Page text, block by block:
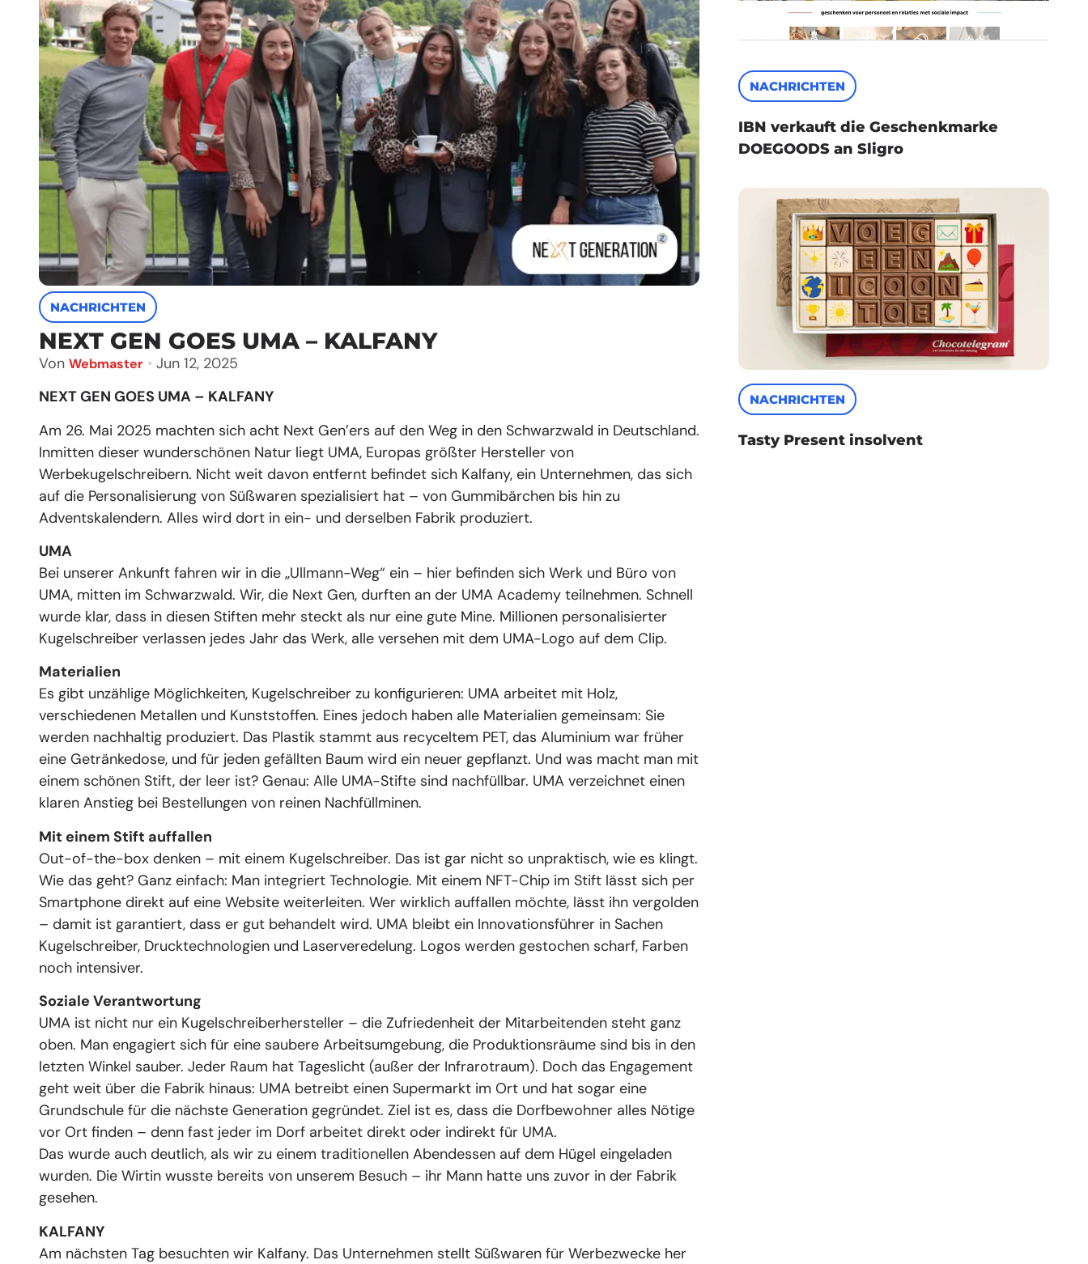
NACHRICHTEN
NEXT GEN GOES UMA – KALFANY
Von Webmaster • Jun 12, 2025
NEXT GEN GOES UMA – KALFANY
Am 26. Mai 2025 machten sich acht Next Gen’ers auf den Weg in den Schwarzwald in Deutschland.
Inmitten dieser wunderschönen Natur liegt UMA, Europas größter Hersteller von
Werbekugelschreibern. Nicht weit davon entfernt befindet sich Kalfany, ein Unternehmen, das sich
auf die Personalisierung von Süßwaren spezialisiert hat – von Gummibärchen bis hin zu
Adventskalendern. Alles wird dort in ein- und derselben Fabrik produziert.
UMA
Bei unserer Ankunft fahren wir in die „Ullmann-Weg“ ein – hier befinden sich Werk und Büro von
UMA, mitten im Schwarzwald. Wir, die Next Gen, durften an der UMA Academy teilnehmen. Schnell
wurde klar, dass in diesen Stiften mehr steckt als nur eine gute Mine. Millionen personalisierter
Kugelschreiber verlassen jedes Jahr das Werk, alle versehen mit dem UMA-Logo auf dem Clip.
Materialien
Es gibt unzählige Möglichkeiten, Kugelschreiber zu konfigurieren: UMA arbeitet mit Holz,
verschiedenen Metallen und Kunststoffen. Eines jedoch haben alle Materialien gemeinsam: Sie
werden nachhaltig produziert. Das Plastik stammt aus recyceltem PET, das Aluminium war früher
eine Getränkedose, und für jeden gefällten Baum wird ein neuer gepflanzt. Und was macht man mit
einem schönen Stift, der leer ist? Genau: Alle UMA-Stifte sind nachfüllbar. UMA verzeichnet einen
klaren Anstieg bei Bestellungen von reinen Nachfüllminen.
Mit einem Stift auffallen
Out-of-the-box denken – mit einem Kugelschreiber. Das ist gar nicht so unpraktisch, wie es klingt.
Wie das geht? Ganz einfach: Man integriert Technologie. Mit einem NFT-Chip im Stift lässt sich per
Smartphone direkt auf eine Website weiterleiten. Wer wirklich auffallen möchte, lässt ihn vergolden
– damit ist garantiert, dass er gut behandelt wird. UMA bleibt ein Innovationsführer in Sachen
Kugelschreiber, Drucktechnologien und Laserveredelung. Logos werden gestochen scharf, Farben
noch intensiver.
Soziale Verantwortung
UMA ist nicht nur ein Kugelschreiberhersteller – die Zufriedenheit der Mitarbeitenden steht ganz
oben. Man engagiert sich für eine saubere Arbeitsumgebung, die Produktionsräume sind bis in den
letzten Winkel sauber. Jeder Raum hat Tageslicht (außer der Infrarotraum). Doch das Engagement
geht weit über die Fabrik hinaus: UMA betreibt einen Supermarkt im Ort und hat sogar eine
Grundschule für die nächste Generation gegründet. Ziel ist es, dass die Dorfbewohner alles Nötige
vor Ort finden – denn fast jeder im Dorf arbeitet direkt oder indirekt für UMA.
Das wurde auch deutlich, als wir zu einem traditionellen Abendessen auf dem Hügel eingeladen
wurden. Die Wirtin wusste bereits von unserem Besuch – ihr Mann hatte uns zuvor in der Fabrik
gesehen.
KALFANY
Am nächsten Tag besuchten wir Kalfany. Das Unternehmen stellt Süßwaren für Werbezwecke her
NACHRICHTEN
IBN verkauft die Geschenkmarke
DOEGOODS an Sligro
NACHRICHTEN
Tasty Present insolvent